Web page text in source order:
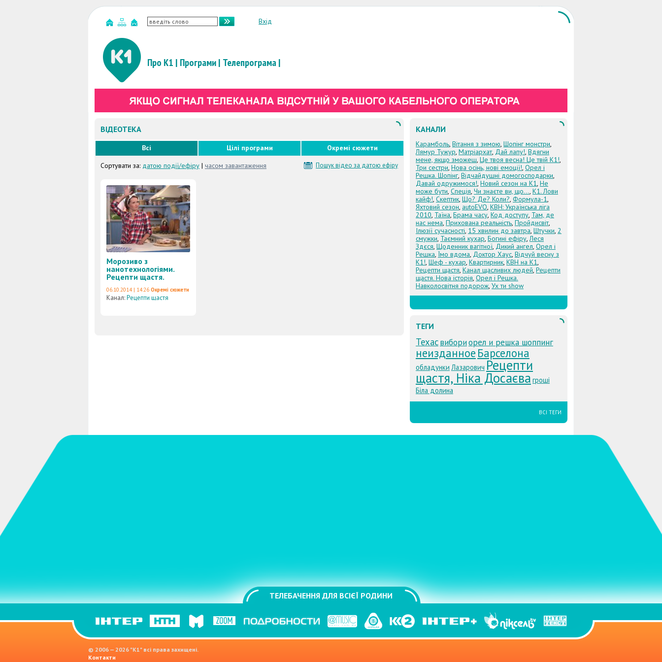
Вхід
Про К1 | Програми| Телепрограма|
ВІДЕОТЕКА
Всі Цілі програми Окремі сюжети
Пошук відео за датою ефіру
Сортувати за: датою події/ефіру | часом завантаження
Морозиво з
нанотехнологіями.
Рецепти щастя.
06.10.2014 | 14:26 Окремі сюжети
Канал:Рецепти щастя
КАНАЛИ
Карамболь, Вітання з зимою, Шопінг монстри,
Лямур Тужур, Матріархат, Дай лапу!, Вдягни
мене, якщо зможеш, Це твоя весна! Це твій К1!,
Три сестри, Нова осінь, нові емоції!, Орел і
Решка. Шопінг, Відчайдушні домогосподарки,
Давай одружимося!, Новий сезон на К1, Не
може бути, Спеція, Чи знаєте ви, що..., К1. Лови
кайф!, Скептик, Що? Де? Коли?, Формула-1,
Яхтовий сезон, autoEVO, КВН: Українська ліга
2010, Таїна, Брама часу, Код доступу, Там, де
нас нема, Прихована реальність, Пройдисвіт,
Ілюзії сучасності, 15 хвилин до завтра, Штучки, 2
смужки, Таємний кухар, Богині ефіру,Леся
Здєся, Щоденник вагітної, Дикий ангел, Орел і
Решка, Їмо вдома, Доктор Хаус, Відчуй весну з
К1!, Шеф - кухар, Квартирник, КВН на К1,
Рецепти щастя, Канал щасливих людей, Рецепти
щастя. Нова історія, Орел і Решка.
Навколосвітня подорож, Ух ти show
ТЕГИ
Техасвибориорел и решка шоппинг
неизданное Барселона
обладунки Лазарович Рецепти
щастя, Ніка Досаєва гроші
Біла долина
ВСІ ТЕГИ
ТЕЛЕБАЧЕННЯ ДЛЯ ВСІЄЇ РОДИНИ
© 2006 — 2026 "K1" всі права захищені.
Контакти